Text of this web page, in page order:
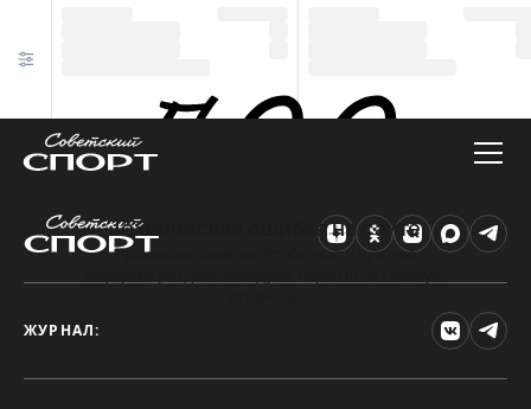
Техническая ошибка на сайте
Произошла ошибка. Чтобы найти нужную
ЖУРНАЛ: